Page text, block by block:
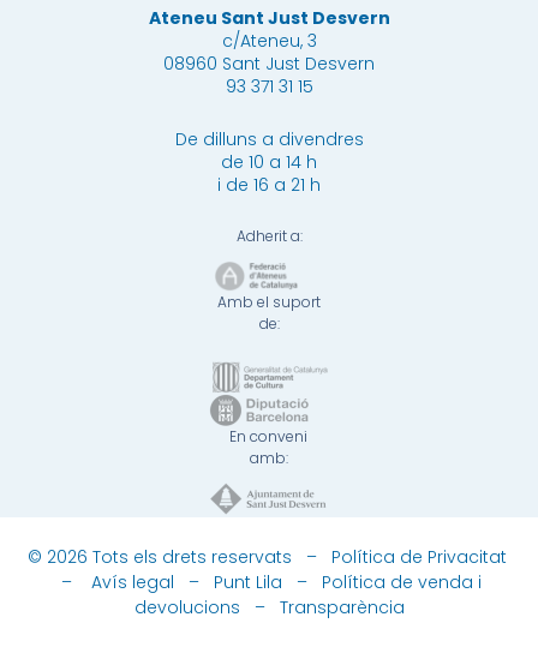
Ateneu Sant Just Desvern
c/Ateneu, 3
08960 Sant Just Desvern
93 371 31 15
De dilluns a divendres
de 10 a 14 h
i de 16 a 21 h
Adherit a:
Amb el suport
de:
En conveni
amb:
© 2026 Tots els drets reservats – Política de Privacitat
– Avís legal – Punt Lila – Política de venda i
devolucions – Transparència